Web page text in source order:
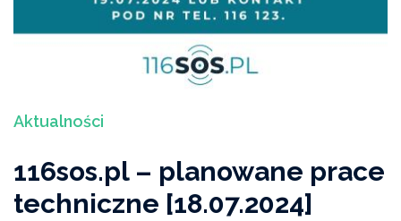
Aktualności
116sos.pl – planowane prace
techniczne [18.07.2024]